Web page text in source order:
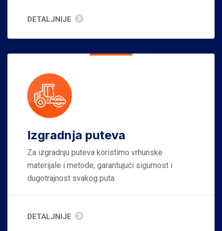
DETALJNIJE
Izgradnja puteva
Za izgradnju puteva koristimo vrhunske
materijale i metode, garantujući sigurnost i
dugotrajnost svakog puta.
DETALJNIJE